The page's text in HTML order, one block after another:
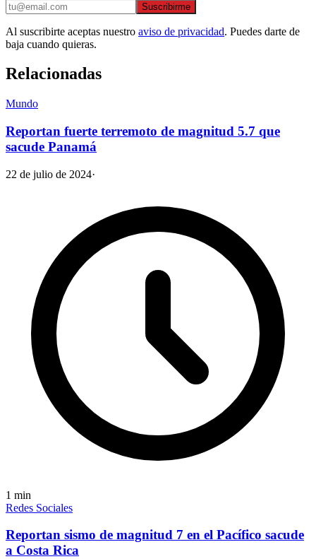
Suscribirme
Al suscribirte aceptas nuestro aviso de privacidad. Puedes darte de
baja cuando quieras.
Relacionadas
Mundo
Reportan fuerte terremoto de magnitud 5.7 que
sacude Panamá
22 de julio de 2024·
1 min
Redes Sociales
Reportan sismo de magnitud 7 en el Pacífico sacude
a Costa Rica